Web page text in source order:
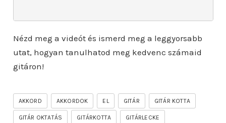
Nézd meg a videót és ismerd meg a leggyorsabb
utat, hogyan tanulhatod meg kedvenc számaid
gitáron!
AKKORD AKKORDOK EL GITÁR GITÁR KOTTA
GITÁR OKTATÁS GITÁRKOTTA GITÁRLECKE